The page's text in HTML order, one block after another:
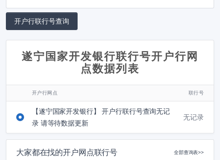
遂宁国家开发银行联行号开户行网
点数据列表
开户行网点 联行号
【遂宁国家开发银行】 开户行联行号查询无记
录 请等待数据更新
无记录
大家都在找的开户网点联行号 全部查询表>>